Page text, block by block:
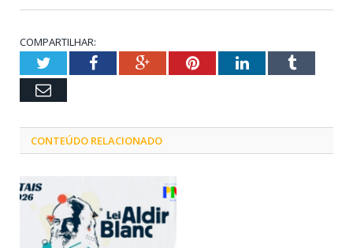
COMPARTILHAR:
TwitterFacebookGoogle+PinterestLinkedInTumblr
Email
CONTEÚDO RELACIONADO